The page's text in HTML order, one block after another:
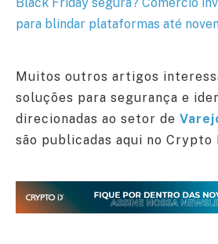
para blindar plataformas até
Muitos outros artigos
soluções para segurança e
direcionadas ao setor de
são publicadas aqui no Crypto